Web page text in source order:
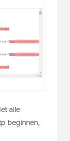
alle
beginnen,